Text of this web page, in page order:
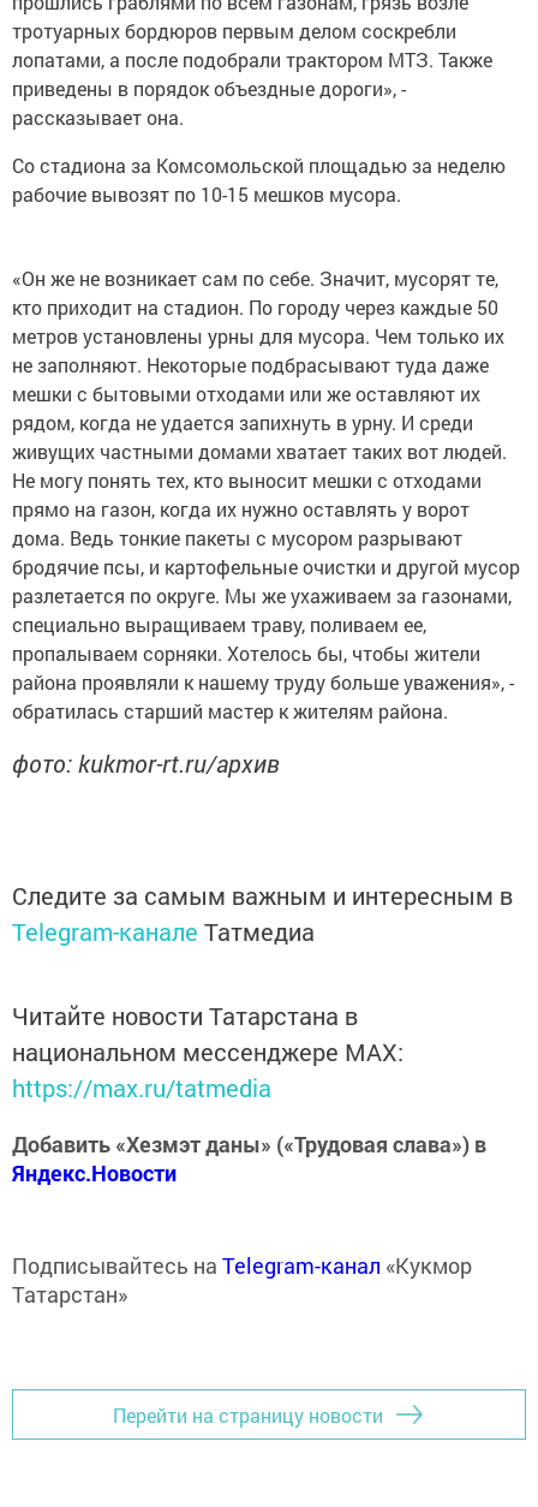
тротуарных бордюров первым делом соскребли
лопатами, а после подобрали трактором МТЗ. Также
приведены в порядок объездные дороги», -
рассказывает она.
Со стадиона за Комсомольской площадью за неделю
рабочие вывозят по 10-15 мешков мусора.
«Он же не возникает сам по себе. Значит, мусорят те,
кто приходит на стадион. По городу через каждые 50
метров установлены урны для мусора. Чем только их
не заполняют. Некоторые подбрасывают туда даже
мешки с бытовыми отходами или же оставляют их
рядом, когда не удается запихнуть в урну. И среди
живущих частными домами хватает таких вот людей.
Не могу понять тех, кто выносит мешки с отходами
прямо на газон, когда их нужно оставлять у ворот
дома. Ведь тонкие пакеты с мусором разрывают
бродячие псы, и картофельные очистки и другой мусор
разлетается по округе. Мы же ухаживаем за газонами,
специально выращиваем траву, поливаем ее,
пропалываем сорняки. Хотелось бы, чтобы жители
района проявляли к нашему труду больше уважения», -
обратилась старший мастер к жителям района.
фото: kukmor-rt.ru/архив
Следите за самым важным и интересным в
Telegram-канале Татмедиа
Читайте новости Татарстана в
национальном мессенджере MАХ:
https://max.ru/tatmedia
Добавить «Хезмэт даны» («Трудовая слава») в
Яндекс.Новости
Подписывайтесь на Telegram-канал «Кукмор
Татарстан»
Перейти на страницу новости